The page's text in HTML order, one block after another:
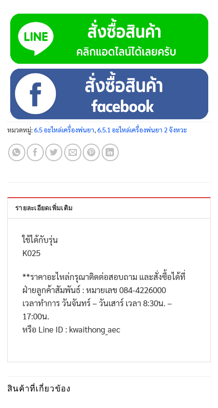
หมวดหมู่:6.5 อะไหล่เครื่องพ่นยา 6.5.1 อะไหล่เครื่องพ่นยา 2 จังหวะ
รายละเอียดเพิ่มเติม
ใช้ได้กับรุ่น
K025
**ราคาอะไหล่กรุณาติดต่อสอบถาม และสั่งซื้อได้ที่
ฝ่ายลูกค้าสัมพันธ์ : หมายเลข 084-4226000
เวลาทำการ วันจันทร์ – วันเสาร์ เวลา 8:30น. –
17:00น.
หรือ Line ID : kwaithong_aec
สินค้าที่เกี่ยวข้อง